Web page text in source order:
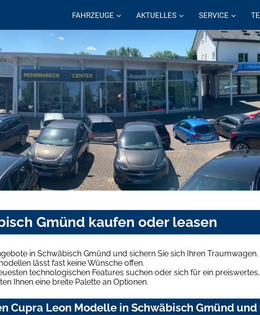
FAHRZEUGE AKTUELLES SERVICE
Gmünd kaufen oder leasen
in Schwäbisch Gmünd und sichern Sie sich Ihren Traumwagen.
lässt fast keine Wünsche offen.
technologischen Features suchen oder sich für ein
Ihnen eine breite Palette an Optionen.
Cupra Leon Modelle in Schwäbisch Gmünd